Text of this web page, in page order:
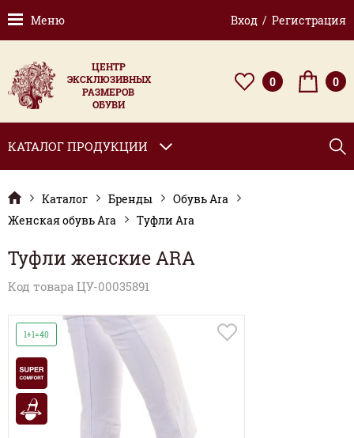
Меню Вход / Регистрация
ЦЕНТР
ЭКСКЛЮЗИВНЫХ
РАЗМЕРОВ
ОБУВИ
0 0
КАТАЛОГ ПРОДУКЦИИ
Каталог Бренды
Обувь Ara
Женская обувь Ara
Туфли Ara
Туфли женские ARA
Код товара ЦУ-00035891
1+1=40